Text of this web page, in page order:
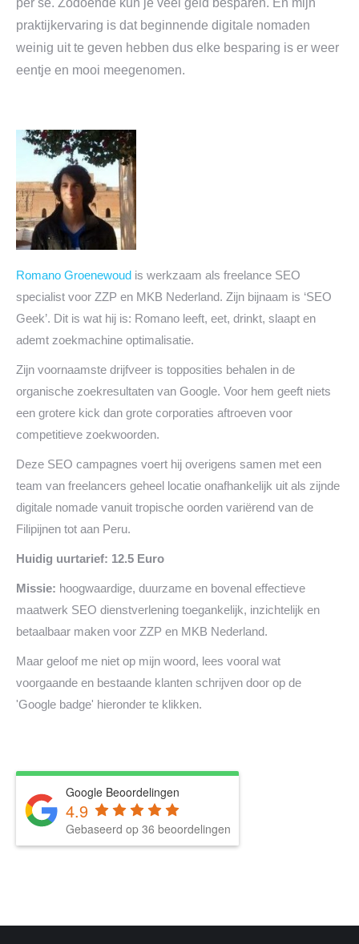
per se. Zodoende kun je veel geld besparen. En mijn
praktijkervaring is dat beginnende digitale nomaden
weinig uit te geven hebben dus elke besparing is er weer
eentje en mooi meegenomen.
Romano Groenewoud is werkzaam als freelance SEO
specialist voor ZZP en MKB Nederland. Zijn bijnaam is ‘SEO
Geek’. Dit is wat hij is: Romano leeft, eet, drinkt, slaapt en
ademt zoekmachine optimalisatie.
Zijn voornaamste drijfveer is topposities behalen in de
organische zoekresultaten van Google. Voor hem geeft niets
een grotere kick dan grote corporaties aftroeven voor
competitieve zoekwoorden.
Deze SEO campagnes voert hij overigens samen met een
team van freelancers geheel locatie onafhankelijk uit als zijnde
digitale nomade vanuit tropische oorden variërend van de
Filipijnen tot aan Peru.
Huidig uurtarief: 12.5 Euro
Missie: hoogwaardige, duurzame en bovenal effectieve
maatwerk SEO dienstverlening toegankelijk, inzichtelijk en
betaalbaar maken voor ZZP en MKB Nederland.
Maar geloof me niet op mijn woord, lees vooral wat
voorgaande en bestaande klanten schrijven door op de
'Google badge' hieronder te klikken.
Google Beoordelingen
4.9
Gebaseerd op 36 beoordelingen